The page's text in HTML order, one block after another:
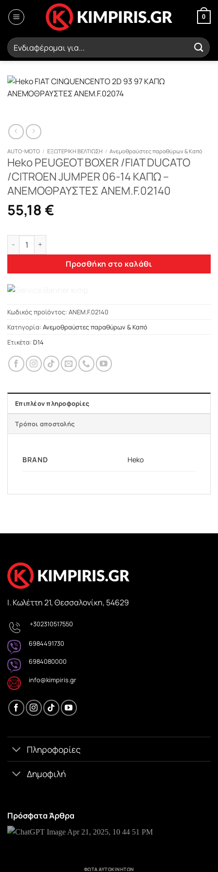
στο
0
Αναζήτηση
για:
AUTO-MOTO / ΕΞΩΤΕΡΙΚΗ ΒΕΛΤΙΩΣΗ / Ανεμοθραύστες παραθύρων & Καπό
Heko PEUGEOT BOXER /FIAT DUCATO
/CITROEN JUMPER 06-14 ΚΑΠΩ –
ΑΝΕΜΟΘΡΑΥΣΤΕΣ ΑΝΕΜ.F.02140
55,18 €
Heko PEUGEOT BOXER /FIAT DUCATO /CITROEN JUMPER
Προσθήκη στο καλάθι
Κωδικός προϊόντος: ΑΝΕΜ.F.02140
Κατηγορία: Ανεμοθραύστες παραθύρων & Καπό
Ετικέτα: D14
Επιπλέον πληροφορίες
Τρόποι αποστολής
BRAND Heko
Ι. Κωλέττη 21, Θεσσαλονίκη, 54629
+302310517550
6984491730
6984080000
info@kimpiris.gr
Πληροφορίες
Δημοφιλή
Πρόσφατα Άρθρα
ΦΏΤΑ ΑΥΤΟΚΙΝΉΤΩΝ